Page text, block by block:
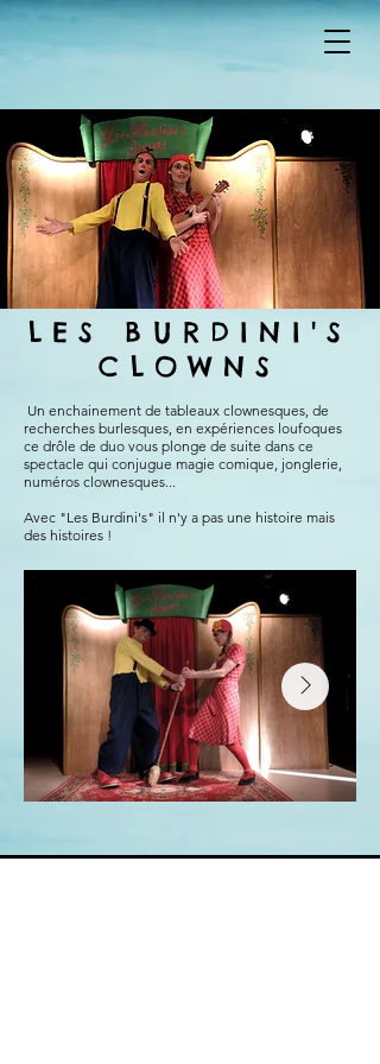
LES BURDINI'S
CLOWNS
Un enchainement de tableaux clownesques, de
recherches burlesques, en expériences loufoques
ce drôle de duo vous plonge de suite dans ce
spectacle qui conjugue magie comique, jonglerie,
numéros clownesques...
Avec "Les Burdini's" il n'y a pas une histoire mais
des histoires !